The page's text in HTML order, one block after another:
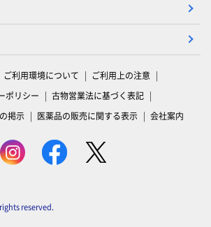
ご利用環境について
ご利用上の注意
ポリシー
古物営業法に基づく表記
掲示
医薬品の販売に関する表示 会社案内
reserved.